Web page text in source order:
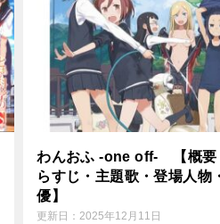
わんおふ -one off- 【概要
らすじ・主題歌・登場人物
優】
更新日：2025年12月11日